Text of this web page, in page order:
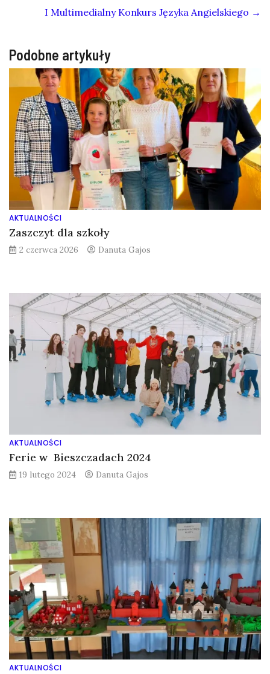
I Multimedialny Konkurs Języka Angielskiego →
Podobne artykuły
AKTUALNOŚCI
Zaszczyt dla szkoły
2 czerwca 2026 Danuta Gajos
AKTUALNOŚCI
Ferie w Bieszczadach 2024
19 lutego 2024 Danuta Gajos
AKTUALNOŚCI